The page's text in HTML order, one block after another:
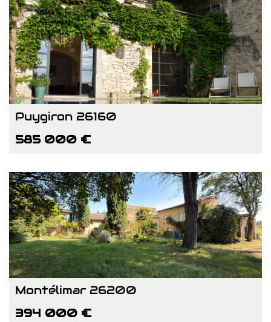
Puygiron 26160
585 000 €
Montélimar 26200
394 000 €